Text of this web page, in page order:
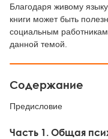
Благодаря живому
книги может быть
социальным
данной темой.
Содержание
Предисловие
Часть 1. Общая